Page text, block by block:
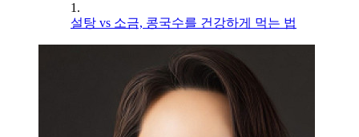
1.
설탕 vs 소금, 콩국수를 건강하게 먹는 법